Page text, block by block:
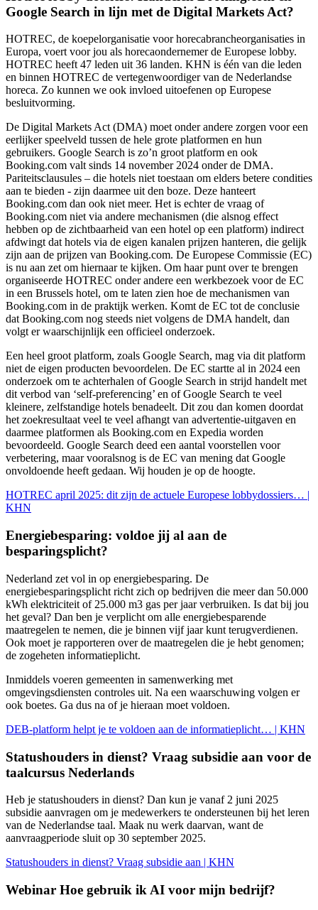
Google Search in lijn met de Digital Markets Act?
HOTREC, de koepelorganisatie voor horecabrancheorganisaties in
Europa, voert voor jou als horecaondernemer de Europese lobby.
HOTREC heeft 47 leden uit 36 landen. KHN is één van die leden
en binnen HOTREC de vertegenwoordiger van de Nederlandse
horeca. Zo kunnen we ook invloed uitoefenen op Europese
besluitvorming.
De Digital Markets Act (DMA) moet onder andere zorgen voor een
eerlijker speelveld tussen de hele grote platformen en hun
gebruikers. Google Search is zo’n groot platform en ook
Booking.com valt sinds 14 november 2024 onder de DMA.
Pariteitsclausules – die hotels niet toestaan om elders betere condities
aan te bieden - zijn daarmee uit den boze. Deze hanteert
Booking.com dan ook niet meer. Het is echter de vraag of
Booking.com niet via andere mechanismen (die alsnog effect
hebben op de zichtbaarheid van een hotel op een platform) indirect
afdwingt dat hotels via de eigen kanalen prijzen hanteren, die gelijk
zijn aan de prijzen van Booking.com. De Europese Commissie (EC)
is nu aan zet om hiernaar te kijken. Om haar punt over te brengen
organiseerde HOTREC onder andere een werkbezoek voor de EC
in een Brussels hotel, om te laten zien hoe de mechanismen van
Booking.com in de praktijk werken. Komt de EC tot de conclusie
dat Booking.com nog steeds niet volgens de DMA handelt, dan
volgt er waarschijnlijk een officieel onderzoek.
Een heel groot platform, zoals Google Search, mag via dit platform
niet de eigen producten bevoordelen. De EC startte al in 2024 een
onderzoek om te achterhalen of Google Search in strijd handelt met
dit verbod van ‘self-preferencing’ en of Google Search te veel
kleinere, zelfstandige hotels benadeelt. Dit zou dan komen doordat
het zoekresultaat veel te veel afhangt van advertentie-uitgaven en
daarmee platformen als Booking.com en Expedia worden
bevoordeeld. Google Search deed een aantal voorstellen voor
verbetering, maar vooralsnog is de EC van mening dat Google
onvoldoende heeft gedaan. Wij houden je op de hoogte.
HOTREC april 2025: dit zijn de actuele Europese lobbydossiers… |
KHN
Energiebesparing: voldoe jij al aan de
besparingsplicht?
Nederland zet vol in op energiebesparing. De
energiebesparingsplicht richt zich op bedrijven die meer dan 50.000
kWh elektriciteit of 25.000 m3 gas per jaar verbruiken. Is dat bij jou
het geval? Dan ben je verplicht om alle energiebesparende
maatregelen te nemen, die je binnen vijf jaar kunt terugverdienen.
Ook moet je rapporteren over de maatregelen die je hebt genomen;
de zogeheten informatieplicht.
Inmiddels voeren gemeenten in samenwerking met
omgevingsdiensten controles uit. Na een waarschuwing volgen er
ook boetes. Ga dus na of je hieraan moet voldoen.
DEB-platform helpt je te voldoen aan de informatieplicht… | KHN
Statushouders in dienst? Vraag subsidie aan voor de
taalcursus Nederlands
Heb je statushouders in dienst? Dan kun je vanaf 2 juni 2025
subsidie aanvragen om je medewerkers te ondersteunen bij het leren
van de Nederlandse taal. Maak nu werk daarvan, want de
aanvraagperiode sluit op 30 september 2025.
Statushouders in dienst? Vraag subsidie aan | KHN
Webinar Hoe gebruik ik AI voor mijn bedrijf?